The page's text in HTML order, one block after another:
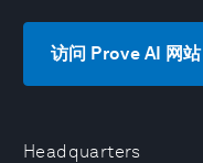
Headquarters
访问 Prove AI 网站